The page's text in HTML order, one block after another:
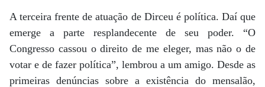
A terceira frente de atuação de Dirceu é política. Daí que
emerge a parte resplandecente de seu poder. “O
Congresso cassou o direito de me eleger, mas não o de
votar e de fazer política”, lembrou a um amigo. Desde as
primeiras denúncias sobre a existência do mensalão,